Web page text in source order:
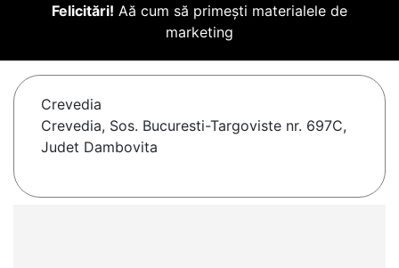
Felicitări! Aă cum să primești materialele de
marketing
Crevedia
Crevedia, Sos. Bucuresti-Targoviste nr. 697C,
Judet Dambovita